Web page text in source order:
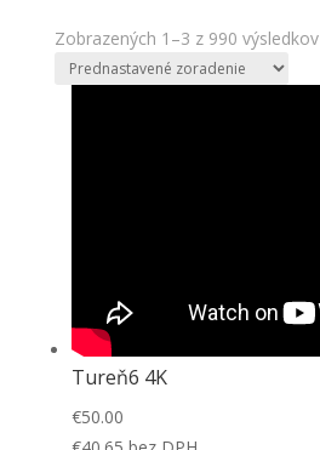
Zobrazených 1–3 z 990 výsledkov
Tureň6 4K
€50.00